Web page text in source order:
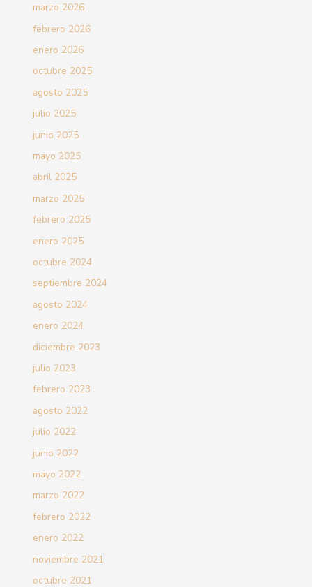
marzo 2026
febrero 2026
enero 2026
octubre 2025
agosto 2025
julio 2025
junio 2025
mayo 2025
abril 2025
marzo 2025
febrero 2025
enero 2025
octubre 2024
septiembre 2024
agosto 2024
enero 2024
diciembre 2023
julio 2023
febrero 2023
agosto 2022
julio 2022
junio 2022
mayo 2022
marzo 2022
febrero 2022
enero 2022
noviembre 2021
octubre 2021